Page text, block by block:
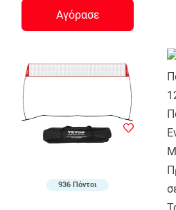
Αγόρασε
936 Πόντοι